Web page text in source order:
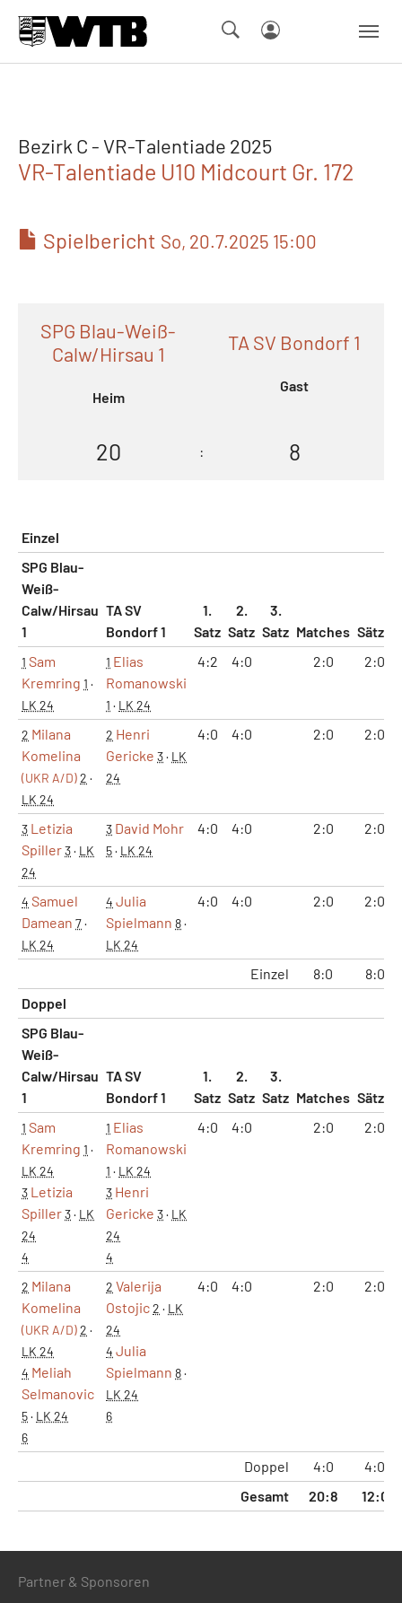
Bezirk C - VR-Talentiade 2025
VR-Talentiade U10 Midcourt Gr. 172
Spielbericht So, 20.7.2025 15:00
SPG Blau-Weiß-
Calw/Hirsau 1
Heim
TA SV Bondorf 1
Gast
20 : 8
Einzel
SPG Blau-
Weiß-
Calw/Hirsau
1
TA SV
Bondorf 1
1.
Satz
2.
Satz
3.
Satz Matches Sätze
1 Sam
Kremring 1 ·
LK 24
1 Elias
Romanowski
1 · LK 24
4:2 4:0 2:0 2:0
2 Milana
Komelina
(UKR A/D)2 ·
LK 24
2 Henri
Gericke 3· LK
24
4:0 4:0 2:0 2:0
3 Letizia
Spiller3· LK
24
3 David Mohr
5· LK 24
4:0 4:0 2:0 2:0
4 Samuel
Damean 7·
LK 24
4 Julia
Spielmann 8·
LK 24
4:0 4:0 2:0 2:0
Einzel 8:0
8:0
Doppel
SPG Blau-
Weiß-
Calw/Hirsau
1
TA SV
Bondorf 1
1.
Satz
2.
Satz
3.
Satz Matches Sätze
1 Sam
Kremring 1 ·
LK 24
3 Letizia
Spiller3· LK
24
4
1 Elias
Romanowski
1 · LK 24
3 Henri
Gericke 3· LK
24
4
4:0 4:0 2:0 2:0
2 Milana
Komelina
(UKR A/D)2 ·
LK 24
4 Meliah
Selmanovic
5· LK 24
6
2 Valerija
Ostojic2 · LK
24
4 Julia
Spielmann 8·
LK 24
6
4:0 4:0 2:0 2:0
Doppel 4:0
4:0
Gesamt
20:8 12:0
Partner & Sponsoren